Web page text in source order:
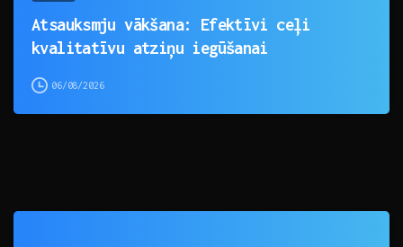
Atsauksmju vākšana: Efektīvi ceļi
kvalitatīvu atziņu iegūšanai
06/08/2026